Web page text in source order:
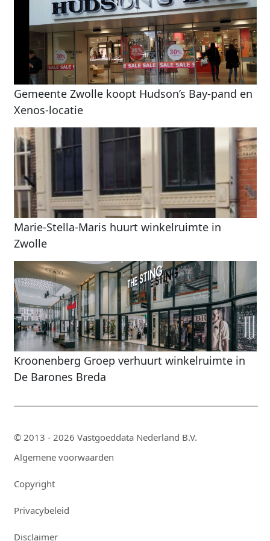
Gemeente Zwolle koopt Hudson’s Bay-pand en
Xenos-locatie
Marie-Stella-Maris huurt winkelruimte in
Zwolle
Kroonenberg Groep verhuurt winkelruimte in
De Barones Breda
© 2013 - 2026 Vastgoeddata Nederland B.V.
Algemene voorwaarden
Copyright
Privacybeleid
Disclaimer